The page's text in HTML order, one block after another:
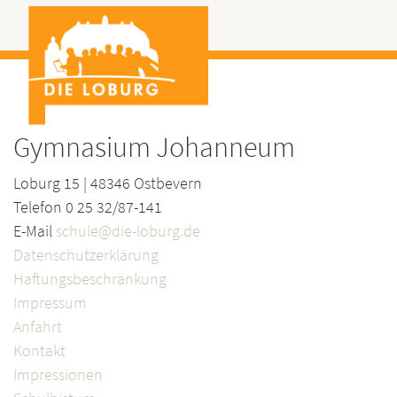
Gymnasium Johanneum
Loburg 15 | 48346 Ostbevern
Telefon 0 25 32/87-141
E-Mail schule@die-loburg.de
Datenschutzerklärung
Haftungsbeschränkung
Impressum
Anfahrt
Kontakt
Impressionen